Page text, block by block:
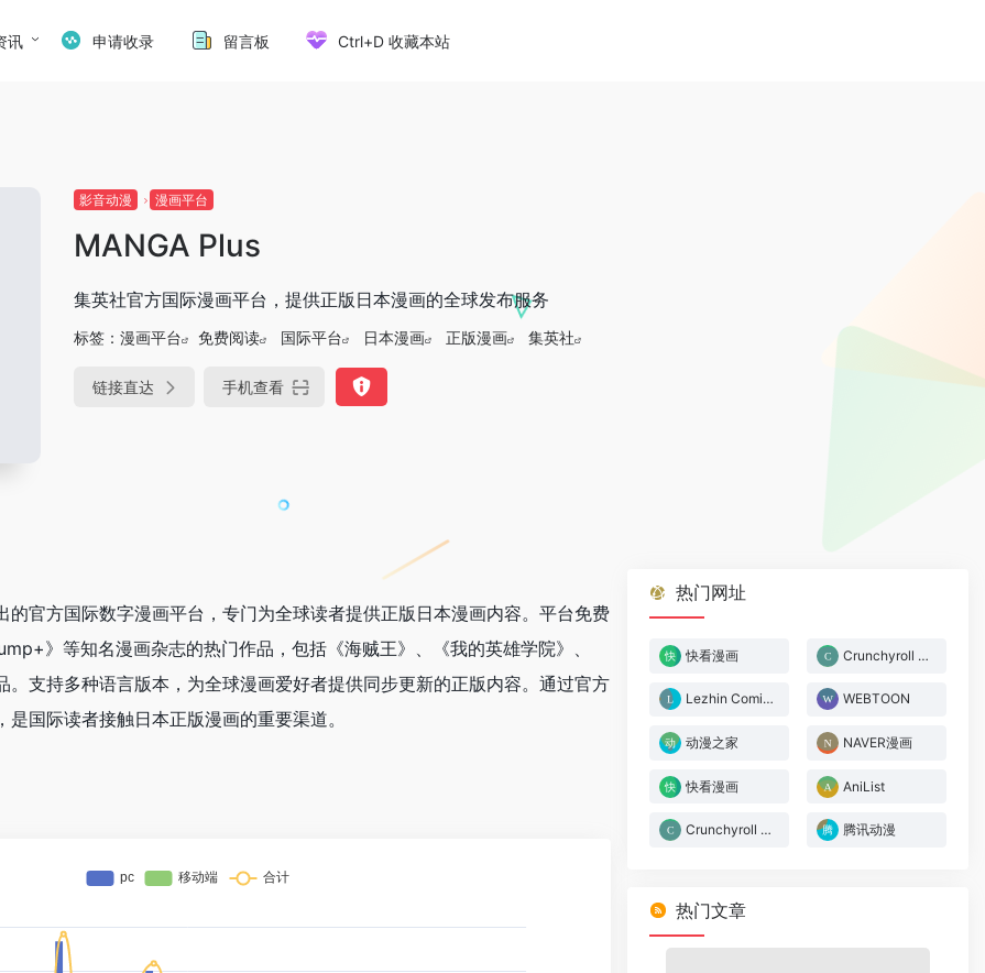
讯 申请收录 留言板 Ctrl+D 收藏本站
影音动漫 漫画平台
MANGA Plus
集英社官方国际漫画平台，提供正版日本漫画的全球发布服务
标签： 漫画平台 免费阅读 国际平台 日本漫画 正版漫画 集英社
链接直达 手机查看
的官方国际数字漫画平台，专门为全球读者提供正版日本漫画内容。平台免费
》等知名漫画杂志的热门作品，包括《海贼王》、《我的英雄学院》、
。支持多种语言版本，为全球漫画爱好者提供同步更新的正版内容。通过官方
国际读者接触日本正版漫画的重要渠道。
热门网址
快看漫画 Crunchyroll Manga
Lezhin Comics WEBTOON
动漫之家 NAVER漫画
快看漫画 AniList
Crunchyroll Manga 腾讯动漫
热门文章